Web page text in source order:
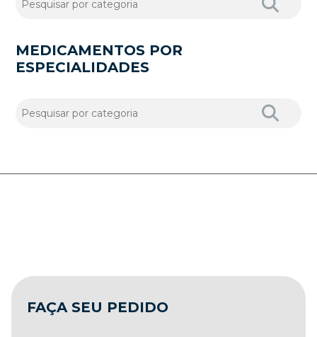
MEDICAMENTOS POR
ESPECIALIDADES
FAÇA SEU PEDIDO